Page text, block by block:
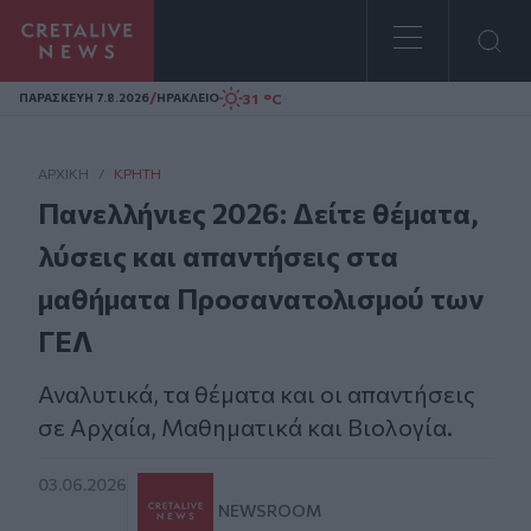
Homepage
ΠΑΡΑΣΚΕΥΗ 7.8.2026/ΗΡΑΚΛΕΙΟ 31 °C
ΑΡΧΙΚΗ / ΚΡΉΤΗ
Πανελλήνιες 2026: Δείτε θέματα,
λύσεις και απαντήσεις στα
μαθήματα Προσανατολισμού των
ΓΕΛ
Αναλυτικά, τα θέματα και οι απαντήσεις
σε Αρχαία, Μαθηματικά και Βιολογία.
03.06.2026
NEWSROOM